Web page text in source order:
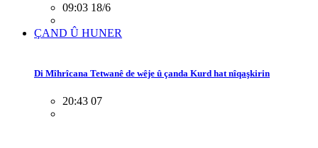
09:03 18/6
ÇAND Û HUNER
Di Mîhrîcana Tetwanê de wêje û çanda Kurd hat nîqaşkirin
20:43 07